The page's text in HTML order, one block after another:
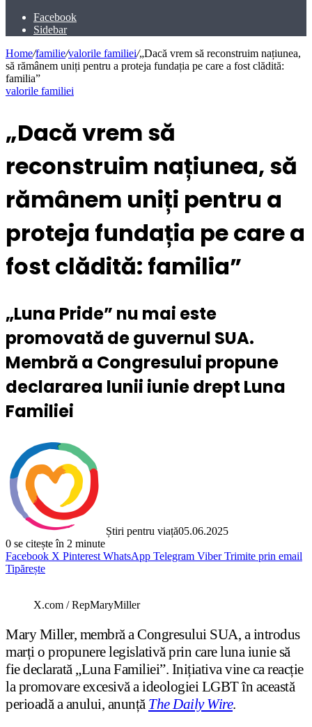
Facebook
Sidebar
Home/familie/valorile familiei/„Dacă vrem să reconstruim națiunea,
să rămânem uniți pentru a proteja fundația pe care a fost clădită:
familia”
valorile familiei
„Dacă vrem să
reconstruim națiunea, să
rămânem uniți pentru a
proteja fundația pe care a
fost clădită: familia”
„Luna Pride” nu mai este
promovată de guvernul SUA.
Membră a Congresului propune
declararea lunii iunie drept Luna
Familiei
Știri pentru viață05.06.2025
0 se citește în 2 minute
Facebook X Pinterest WhatsApp Telegram Viber Trimite prin email
Tipărește
X.com / RepMaryMiller
Mary Miller, membră a Congresului SUA, a introdus
marți o propunere legislativă prin care luna iunie să
fie declarată „Luna Familiei”. Inițiativa vine ca reacție
la promovare excesivă a ideologiei LGBT în această
perioadă a anului, anunță The Daily Wire.